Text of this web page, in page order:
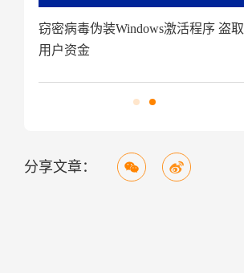
技术揭秘|代码追踪工具分享及应用指
南来啦
分享文章：